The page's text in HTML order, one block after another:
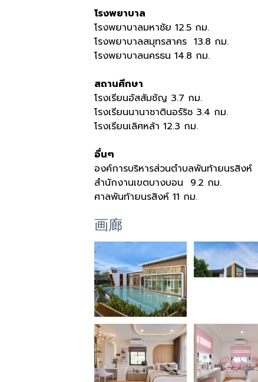
โรงพยาบาล
โรงพยาบาลมหาชัย 12.5 กม.
โรงพยาบาลสมุทรสาคร 13.8 กม.
โรงพยาบาลนครธน 14.8 กม.
สถานศึกษา
โรงเรียนอัสสัมชัญ 3.7 กม.
โรงเรียนนานาชาตินอร์ริช 3.4 กม.
โรงเรียนเลิศหล้า 12.3 กม.
อื่นๆ
องค์การบริหารส่วนตำบลพันท้ายนรสิง
สำนักงานเขตบางบอน 9.2 กม.
ศาลพันท้ายนรสิงห์ 11 กม.
画廊